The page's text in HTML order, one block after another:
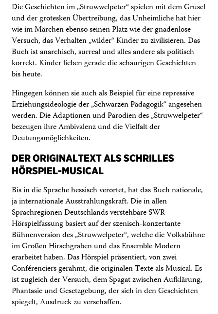
Die Geschichten im „Struwwelpeter“ spielen mit dem Grusel
und der grotesken Übertreibung, das Unheimliche hat hier
wie im Märchen ebenso seinen Platz wie der gnadenlose
Versuch, das Verhalten „wilder“ Kinder zu zivilisieren. Das
Buch ist anarchisch, surreal und alles andere als politisch
korrekt. Kinder lieben gerade die schaurigen Geschichten
bis heute.
Hingegen können sie auch als Beispiel für eine repressive
Erziehungsideologie der „Schwarzen Pädagogik“ angesehen
werden. Die Adaptionen und Parodien des „Struwwelpeter“
bezeugen ihre Ambivalenz und die Vielfalt der
Deutungsmöglichkeiten.
DER ORIGINALTEXT ALS SCHRILLES
HÖRSPIEL-MUSICAL
Bis in die Sprache hessisch verortet, hat das Buch nationale,
ja internationale Ausstrahlungskraft. Die in allen
Sprachregionen Deutschlands verstehbare SWR-
Hörspielfassung basiert auf der szenisch-konzertante
Bühnenversion des „Struwwelpeter“, welche die Volksbühne
im Großen Hirschgraben und das Ensemble Modern
erarbeitet haben. Das Hörspiel präsentiert, von zwei
Conférenciers gerahmt, die originalen Texte als Musical. Es
ist zugleich der Versuch, dem Spagat zwischen Aufklärung,
Phantasie und Gesetzgebung, der sich in den Geschichten
spiegelt, Ausdruck zu verschaffen.